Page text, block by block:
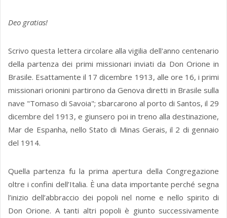
Deo gratias!
Scrivo questa lettera circolare alla vigilia dell'anno centenario
della partenza dei primi missionari inviati da Don Orione in
Brasile. Esattamente il 17 dicembre 1913, alle ore 16, i primi
missionari orionini partirono da Genova diretti in Brasile sulla
nave "Tomaso di Savoia"; sbarcarono al porto di Santos, il 29
dicembre del 1913, e giunsero poi in treno alla destinazione,
Mar de Espanha, nello Stato di Minas Gerais, il 2 di gennaio
del 1914.
Quella partenza fu la prima apertura della Congregazione
oltre i confini dell’Italia. È una data importante perché segna
l’inizio dell’abbraccio dei popoli nel nome e nello spirito di
Don Orione. A tanti altri popoli è giunto successivamente